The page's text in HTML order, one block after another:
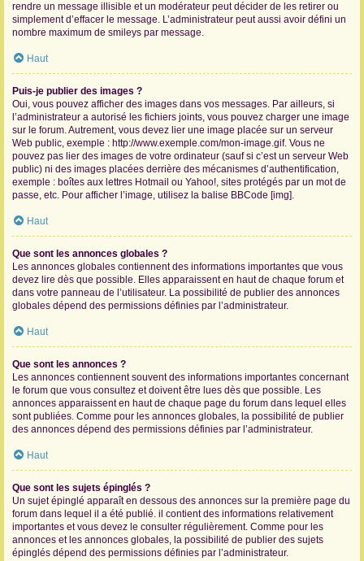
rendre un message illisible et un modérateur peut décider de les retirer ou
simplement d’effacer le message. L’administrateur peut aussi avoir défini un
nombre maximum de smileys par message.
Haut
Puis-je publier des images ?
Oui, vous pouvez afficher des images dans vos messages. Par ailleurs, si
l’administrateur a autorisé les fichiers joints, vous pouvez charger une image
sur le forum. Autrement, vous devez lier une image placée sur un serveur
Web public, exemple : http://www.exemple.com/mon-image.gif. Vous ne
pouvez pas lier des images de votre ordinateur (sauf si c’est un serveur Web
public) ni des images placées derrière des mécanismes d’authentification,
exemple : boîtes aux lettres Hotmail ou Yahoo!, sites protégés par un mot de
passe, etc. Pour afficher l’image, utilisez la balise BBCode [img].
Haut
Que sont les annonces globales ?
Les annonces globales contiennent des informations importantes que vous
devez lire dès que possible. Elles apparaissent en haut de chaque forum et
dans votre panneau de l’utilisateur. La possibilité de publier des annonces
globales dépend des permissions définies par l’administrateur.
Haut
Que sont les annonces ?
Les annonces contiennent souvent des informations importantes concernant
le forum que vous consultez et doivent être lues dès que possible. Les
annonces apparaissent en haut de chaque page du forum dans lequel elles
sont publiées. Comme pour les annonces globales, la possibilité de publier
des annonces dépend des permissions définies par l’administrateur.
Haut
Que sont les sujets épinglés ?
Un sujet épinglé apparaît en dessous des annonces sur la première page du
forum dans lequel il a été publié. il contient des informations relativement
importantes et vous devez le consulter régulièrement. Comme pour les
annonces et les annonces globales, la possibilité de publier des sujets
épinglés dépend des permissions définies par l’administrateur.